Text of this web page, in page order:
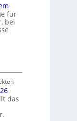
für
bei
das